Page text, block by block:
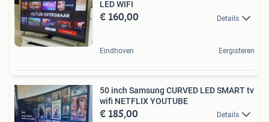
LED WIFI
€ 160,00 Details
Eindhoven Eergisteren
50 inch Samsung CURVED LED SMART tv
wifi NETFLIX YOUTUBE
€ 185,00 Details